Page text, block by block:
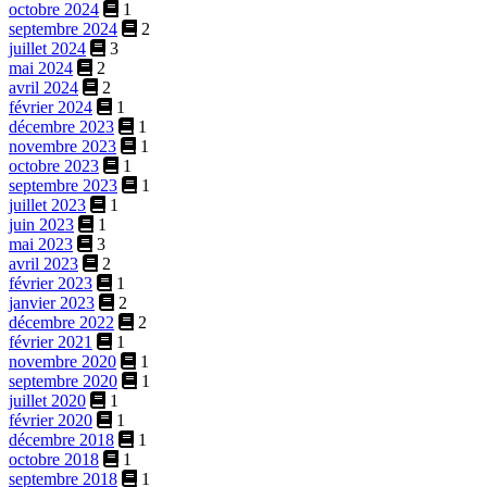
octobre 2024
1
septembre 2024
2
juillet 2024
3
mai 2024
2
avril 2024
2
février 2024
1
décembre 2023
1
novembre 2023
1
octobre 2023
1
septembre 2023
1
juillet 2023
1
juin 2023
1
mai 2023
3
avril 2023
2
février 2023
1
janvier 2023
2
décembre 2022
2
février 2021
1
novembre 2020
1
septembre 2020
1
juillet 2020
1
février 2020
1
décembre 2018
1
octobre 2018
1
septembre 2018
1